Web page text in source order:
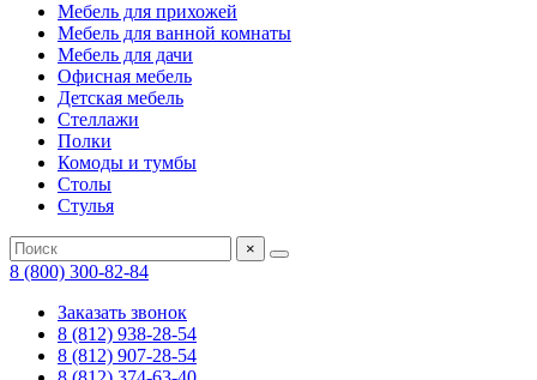
Мебель для прихожей
Мебель для ванной комнаты
Мебель для дачи
Офисная мебель
Детская мебель
Стеллажи
Полки
Комоды и тумбы
Столы
Стулья
×
8 (800) 300-82-84
Заказать звонок
8 (812) 938-28-54
8 (812) 907-28-54